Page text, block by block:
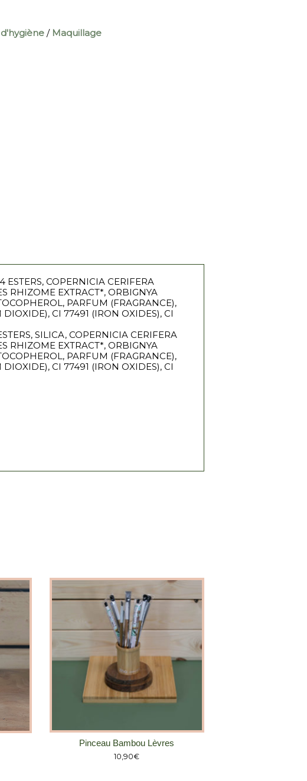
/ Maquillage
ESTERS, COPERNICIA CERIFERA
RHIZOME EXTRACT*, ORBIGNYA
PARFUM (FRAGRANCE),
CI 77491 (IRON OXIDES), CI
SILICA, COPERNICIA CERIFERA
RHIZOME EXTRACT*, ORBIGNYA
PARFUM (FRAGRANCE),
CI 77491 (IRON OXIDES), CI
Pinceau Bambou Lèvres
10,90€